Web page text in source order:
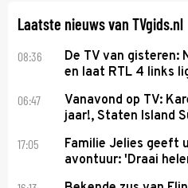
Laatste nieuws van TVgids.nl
08:36
De TV van gisteren:
en laat RTL 4 links
06:47
Vanavond op TV:
jaar!, Staten Island
17:05
Familie Jelies geeft
avontuur: 'Draai